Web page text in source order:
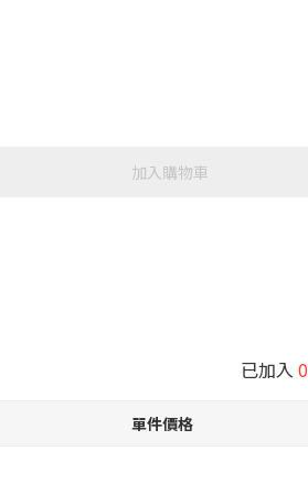
加入購物車
已加入 0
單件價格